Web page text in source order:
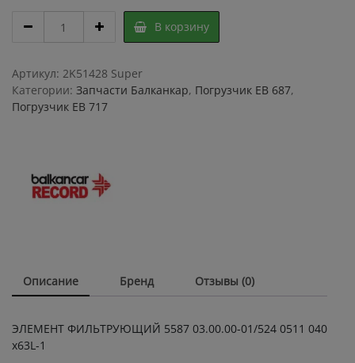
ФИЛЬТРУЮЩИЙ
03.00.00-
01/524
0511
В корзину
Артикул: 2K51428 Super
Категории: Запчасти Балканкар, Погрузчик ЕВ 687,
Погрузчик ЕВ 717
Описание Бренд Отзывы (0)
ЭЛЕМЕНТ ФИЛЬТРУЮЩИЙ 5587 03.00.00-01/524 0511 040
х63L-1